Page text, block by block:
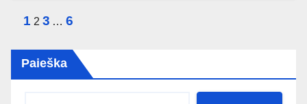
Įrašų
puslapiavimas
1 2 3 … 6
Paieška